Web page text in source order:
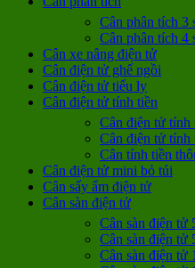
Cân phân tích 3
Cân phân tích 4
Cân xe nâng điện tử
Cân điện tử ghế ngồi
Cân điện tử tiểu ly
Cân điện tử tính tiền
Cân điện tử tính
Cân điện tử tính
Cân tính tiền
Cân điện tử mini bỏ túi
Cân sấy ẩm điện tử
Cân sàn điện tử
Cân sàn điện tử
Cân sàn điện tử
Cân sàn điện tử